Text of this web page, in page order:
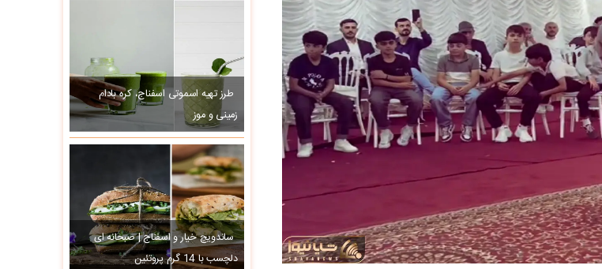
طرز تهیه اسموتی اسفناج، کره بادام
زمینی و موز
ساندویچ خیار و اسفناج | صبحانه ای
دلچسب با 14 گرم پروتئین